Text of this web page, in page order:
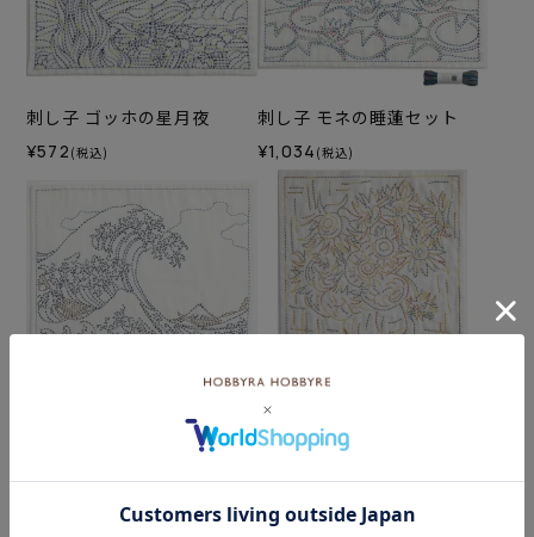
刺し子 ゴッホの星月夜
¥572 (税込)
刺し子 モネの睡蓮セット
¥1,034 (税込)
刺し子 神奈川沖浪裏 刺し子 ゴッホのひまわり
¥572 (税込)